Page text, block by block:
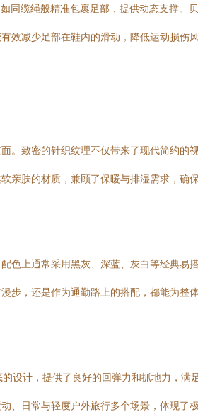
同缆绳般精准包裹足部，提供动态支撑
减少足部在鞋内的滑动，降低运动损伤
。致密的针织纹理不仅带来了现代简约的
亲肤的材质，兼顾了保暖与排湿需求，确
色上通常采用黑灰、深蓝、灰白等经典
步，还是作为通勤路上的搭配，都能为整
设计，提供了良好的回弹力和抓地力，
、日常与轻度户外旅行多个场景，体现了